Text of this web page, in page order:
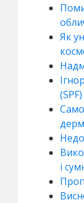
Як
(SPF)
і